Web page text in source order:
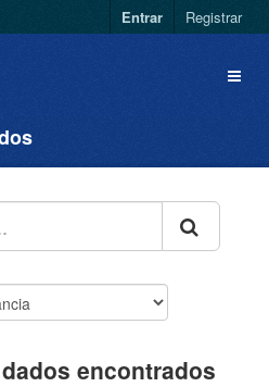
Entrar Registrar
encontrados